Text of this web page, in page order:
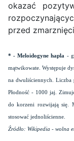
okazać
przed
* - Meloidogyne hapla -
mątwikowate. Występuje
na dwuliściennych. Liczba
Płodność - 1000 jaj.
do korzeni rozwijają się.
stosować jednoliścienne.
Źródło: Wikipedia - wolna